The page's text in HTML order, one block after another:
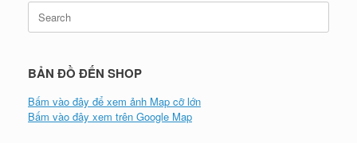
for:
BẢN ĐỒ ĐẾN SHOP
Bấm vào đây để xem ảnh Map cỡ lớn
Bấm vào đây xem trên Google Map